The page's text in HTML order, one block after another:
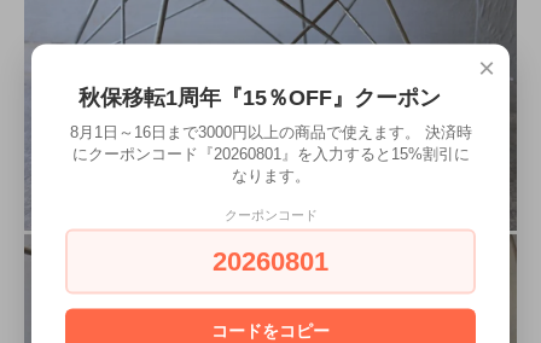
×
秋保移転1周年『15％OFF』クーポン
8月1日～16日まで3000円以上の商品で使えます。 決済時
にクーポンコード『20260801』を入力すると15%割引に
なります。
クーポンコード
20260801
コードをコピー